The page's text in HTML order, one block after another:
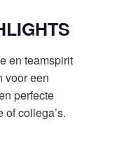
en teamspirit
voor een
perfecte
collega’s.